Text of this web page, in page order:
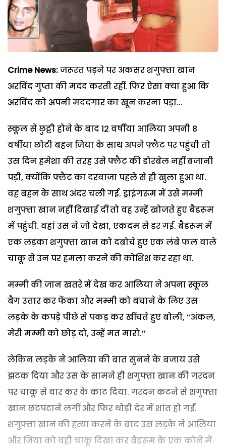
Crime News:जरूरत पड़ने पर अकसर शगुफ्ता खान
अरविंद गुप्ता की मदद करती रहीं. फिर ऐसा क्या हुआ कि
अरविंद को अपनी मददगार का खून करना पड़ा...
स्कूल से छुट्टी होने के बाद 12 वर्षीया आलिया अपनी 8
वर्षीया छोटी बहन जिया के साथ अपने फ्लैट पर पहुंची तो
उस दिन हमेशा की तरह उसे फ्लैट की डोरबेल नहीं बजानी
पड़ी, क्योंकि फ्लैट का दरवाजा पहले से ही खुला हुआ था.
वह बहन के साथ अंदर चली गई. ड्राइंगरूम में उसे मम्मी
शगुफ्ता खान नहीं दिखाई दीं तो वह उन्हें खोजते हुए बैडरूम
में पहुंची. वहां उस ने जो देखा, एकदम से डर गई. बैडरूम में
एक लड़का शगुफ्ता खान को दबोचे हुए एक लंबे फल वाले
चाकू से उन पर हमला करने की कोशिश कर रहा था.
मम्मी की जान खतरे में देख कर आलिया ने अपना स्कूल
बैग उतार कर फेंका और मम्मी को बचाने के लिए उस
लड़के के कपड़े पीछे से पकड़ कर खींचते हुए बोली, ‘‘अंकल,
मेरी मम्मी को छोड़ दो, उन्हें मत मारो.’’
लेकिन लड़के ने आलिया की बात सुनने के बजाय उसे
झटक दिया और उस के सामने ही शगुफ्ता खान की गरदन
पर चाकू से वार कर के काट दिया. गरदन कटने से शगुफ्ता
खान छटपटाने लगीं और फिर थोड़ी देर में शांत हो गईं.
शगुफ्ता खान की हत्या करने के बाद उस लड़के ने आलिया
और जिया को वही चाकू दिखा कर बैडरूम के एक कोने में